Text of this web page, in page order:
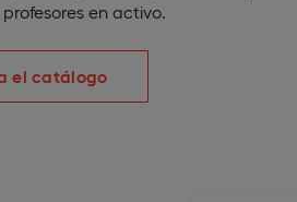
en activo.
el catálogo